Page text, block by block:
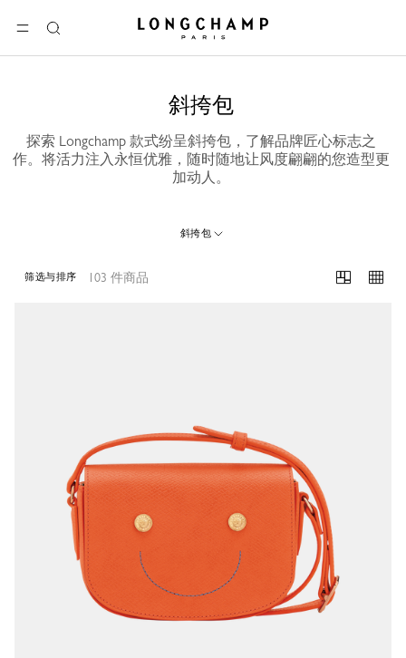
选单
搜
索
Longchamp - 主页
斜挎包
探索 Longchamp 款式纷呈斜挎包，了解品牌匠心标志之
作。将活力注入永恒优雅，随时随地让风度翩翩的您造型更
加动人。
斜挎包
103 件商品
筛选与排序